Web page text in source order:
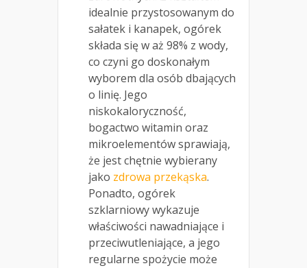
idealnie przystosowanym do
sałatek i kanapek, ogórek
składa się w aż 98% z wody,
co czyni go doskonałym
wyborem dla osób dbających
o linię. Jego
niskokaloryczność,
bogactwo witamin oraz
mikroelementów sprawiają,
że jest chętnie wybierany
jako zdrowa przekąska.
Ponadto, ogórek
szklarniowy wykazuje
właściwości nawadniające i
przeciwutleniające, a jego
regularne spożycie może